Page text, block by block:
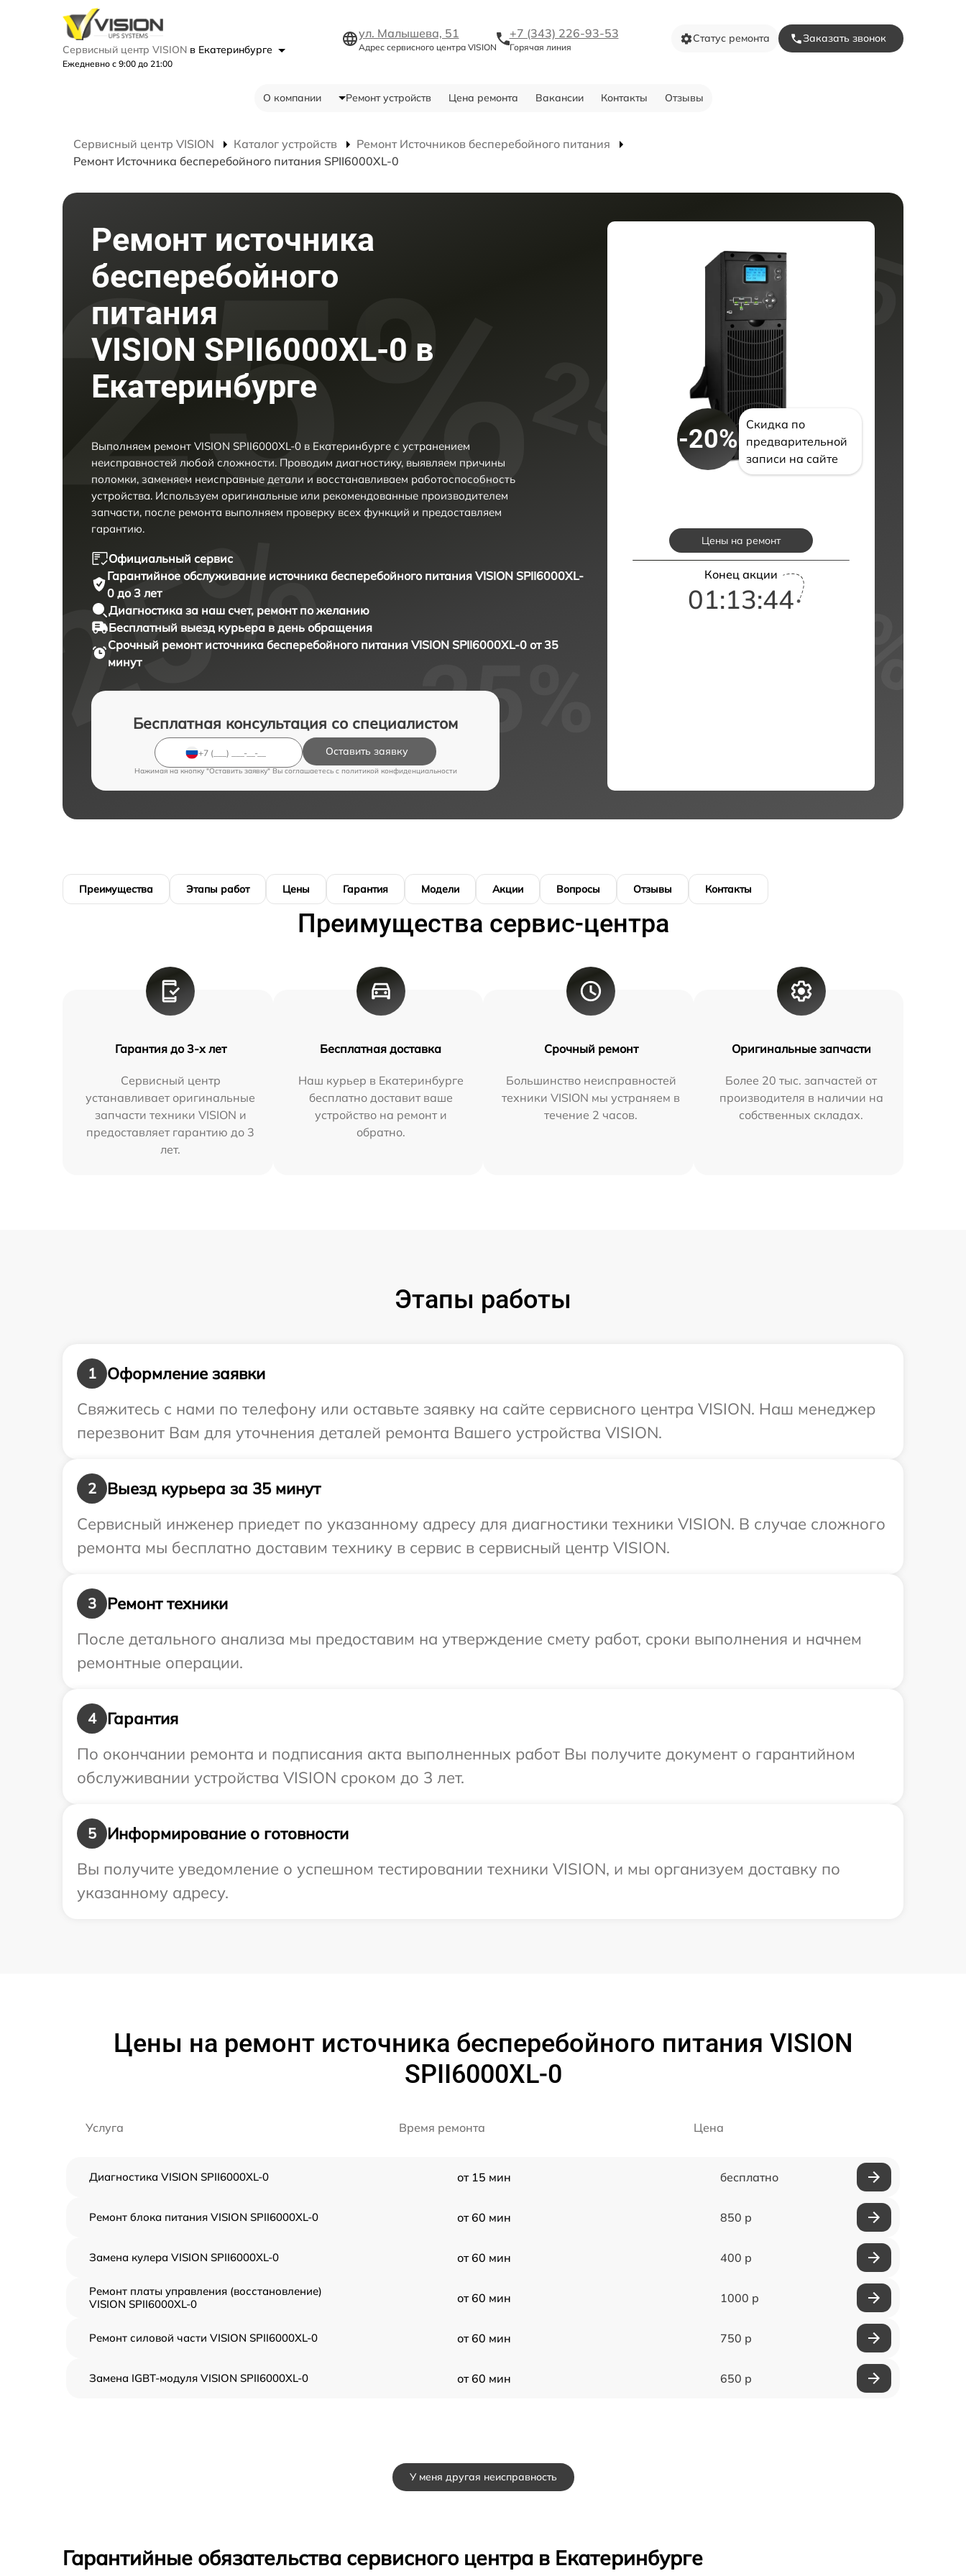
Сервисный центр VISION в Екатеринбурге
Ежедневно с 9:00 до 21:00
ул. Малышева, 51
Адрес сервисного центра VISION
+7 (343) 226-93-53
Горячая линия
Статус ремонта Заказать звонок
О компании Ремонт устройств Цена ремонта Вакансии Контакты Отзывы
Сервисный центр VISION Каталог устройств
Ремонт Источников бесперебойного питания
Ремонт Источника бесперебойного питания SPII6000XL-0
Ремонт источника
бесперебойного
питания
VISION SPII6000XL-0 в
Екатеринбурге
Выполняем ремонт VISION SPII6000XL-0 в Екатеринбурге с устранением
неисправностей любой сложности. Проводим диагностику, выявляем причины
поломки, заменяем неисправные детали и восстанавливаем работоспособность
устройства. Используем оригинальные или рекомендованные производителем
запчасти, после ремонта выполняем проверку всех функций и предоставляем
гарантию.
Официальный сервис
Гарантийное обслуживание источника бесперебойного питания VISION SPII6000XL-
0 до 3 лет
Диагностика за наш счет, ремонт по желанию
Бесплатный выезд курьера в день обращения
Срочный ремонт источника бесперебойного питания VISION SPII6000XL-0 от 35
минут
Бесплатная консультация со специалистом
Оставить заявку
Нажимая на кнопку "Оставить заявку" Вы соглашаетесь c политикой конфиденциальности
-20%
Скидка по
предварительной
записи на сайте
Цены на ремонт
Конец акции
01:13:43
Преимущества Этапы работ Цены Гарантия Модели Акции Вопросы Отзывы Контакты
Преимущества сервис-центра
Гарантия до 3-х лет
Сервисный центр
устанавливает оригинальные
запчасти техники VISION и
предоставляет гарантию до 3
лет.
Бесплатная доставка
Наш курьер в Екатеринбурге
бесплатно доставит ваше
устройство на ремонт и
обратно.
Срочный ремонт
Большинство неисправностей
техники VISION мы устраняем в
течение 2 часов.
Оригинальные запчасти
Более 20 тыс. запчастей от
производителя в наличии на
собственных складах.
Этапы работы
1
Оформление заявки
Свяжитесь с нами по телефону или оставьте заявку на сайте сервисного центра VISION. Наш менеджер
перезвонит Вам для уточнения деталей ремонта Вашего устройства VISION.
2
Выезд курьера за 35 минут
Сервисный инженер приедет по указанному адресу для диагностики техники VISION. В случае сложного
ремонта мы бесплатно доставим технику в сервис в сервисный центр VISION.
3
Ремонт техники
После детального анализа мы предоставим на утверждение смету работ, сроки выполнения и начнем
ремонтные операции.
4
Гарантия
По окончании ремонта и подписания акта выполненных работ Вы получите документ о гарантийном
обслуживании устройства VISION сроком до 3 лет.
5
Информирование о готовности
Вы получите уведомление о успешном тестировании техники VISION, и мы организуем доставку по
указанному адресу.
Цены на ремонт источника бесперебойного питания VISION
SPII6000XL-0
Услуга Время ремонта Цена
Диагностика VISION SPII6000XL-0 от 15 мин бесплатно
Ремонт блока питания VISION SPII6000XL-0 от 60 мин 850 р
Замена кулера VISION SPII6000XL-0 от 60 мин 400 р
Ремонт платы управления (восстановление)
VISION SPII6000XL-0
от 60 мин 1000 р
Ремонт силовой части VISION SPII6000XL-0 от 60 мин 750 р
Замена IGBT-модуля VISION SPII6000XL-0 от 60 мин 650 р
У меня другая неисправность
Гарантийные обязательства сервисного центра в Екатеринбурге